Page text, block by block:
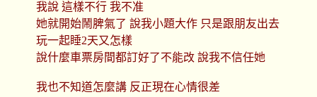
我說 這樣不行 我不准
她就開始鬧脾氣了 說我小題大作 只是跟朋友出去
玩一起睡2天又怎樣
說什麼車票房間都訂好了不能改 說我不信任她
我也不知道怎麼講 反正現在心情很差